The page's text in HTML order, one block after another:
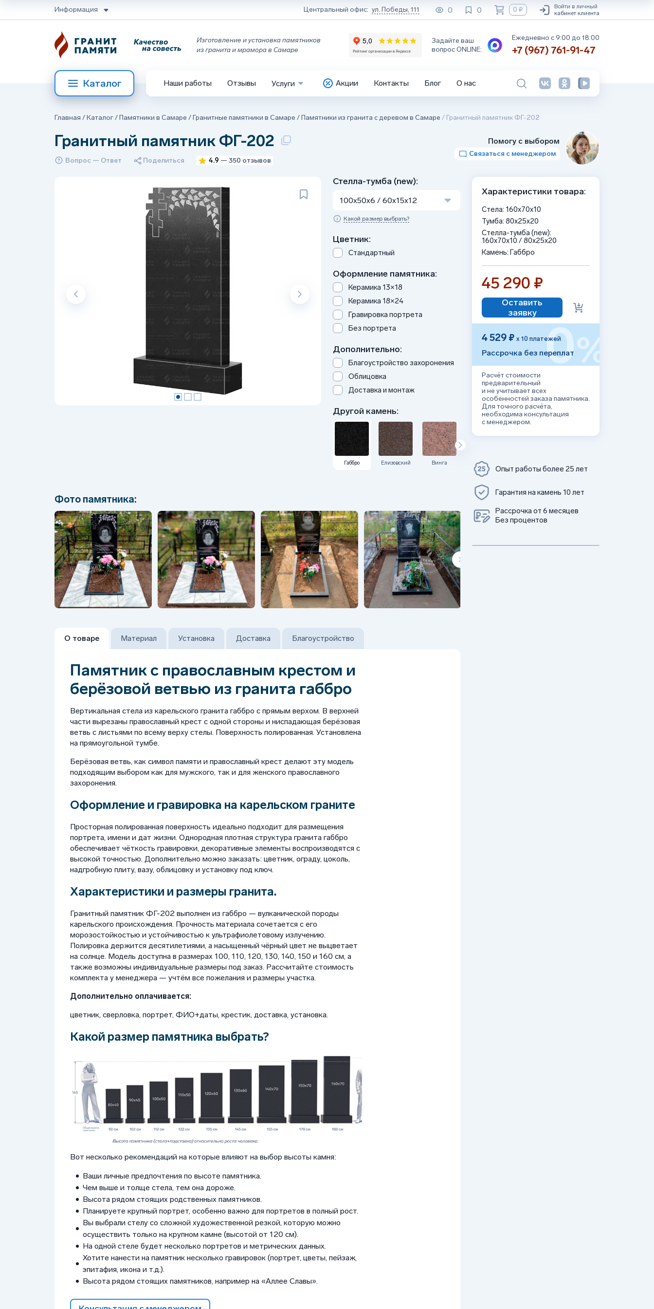
Информация Центральный офис: ул. Победы, 111 0 0 0 ₽
Войти в личный
кабинет клиента
Изготовление и установка памятников
из гранита и мрамора в Самаре
Задайте ваш
вопрос ONLINE:
Ежедневно с 9:00 до 18:00
+7 (967) 761-91-47
Каталог Наши работы Отзывы Услуги Акции Контакты Блог О нас
Главная /Каталог/Памятники в Самаре /Гранитные памятники в Самаре /Памятники из гранита с деревом в Самаре / Гранитный памятник ФГ-202
Гранитный памятник ФГ-202
Вопрос — Ответ Поделиться 4.9 — 350 отзывов
Помогу с выбором
Связаться с менеджером
Стелла-тумба (new):
100x50x6 / 60x15x12
Какой размер выбрать?
Цветник:
Стандартный
Оформление памятника:
Керамика 13×18
Керамика 18×24
Гравировка портрета
Без портрета
Дополнительно:
Благоустройство захоронения
Облицовка
Доставка и монтаж
Другой камень:
Габбро Елизовский Винга Цветок Урала
Фото памятника:
О товаре Материал Установка Доставка Благоустройство
Памятник с православным крестом и
берёзовой ветвью из гранита габбро
Вертикальная стела из карельского гранита габбро с прямым верхом. В верхней
части вырезаны православный крест с одной стороны и ниспадающая берёзовая
ветвь с листьями по всему верху стелы. Поверхность полированная. Установлена
на прямоугольной тумбе.
Берёзовая ветвь, как символ памяти и православный крест делают эту модель
подходящим выбором как для мужского, так и для женского православного
захоронения.
Оформление и гравировка на карельском граните
Просторная полированная поверхность идеально подходит для размещения
портрета, имени и дат жизни. Однородная плотная структура гранита габбро
обеспечивает чёткость гравировки, декоративные элементы воспроизводятся с
высокой точностью. Дополнительно можно заказать: цветник, ограду, цоколь,
надгробную плиту, вазу, облицовку и установку под ключ.
Характеристики и размеры гранита.
Гранитный памятник ФГ-202 выполнен из габбро — вулканической породы
карельского происхождения. Прочность материала сочетается с его
морозостойкостью и устойчивостью к ультрафиолетовому излучению.
Полировка держится десятилетиями, а насыщенный чёрный цвет не выцветает
на солнце. Модель доступна в размерах 100, 110, 120, 130, 140, 150 и 160 см, а
также возможны индивидуальные размеры под заказ. Рассчитайте стоимость
комплекта у менеджера — учтём все пожелания и размеры участка.
Дополнительно оплачивается:
цветник, сверловка, портрет, ФИО+даты, крестик, доставка, установка.
Какой размер памятника выбрать?
Вот несколько рекомендаций на которые влияют на выбор высоты камня:
Ваши личные предпочтения по высоте памятника.
Чем выше и толще стела, тем она дороже.
Высота рядом стоящих родственных памятников.
Планируете крупный портрет, особенно важно для портретов в полный рост.
Вы выбрали стелу со сложной художественной резкой, которую можно
осуществить только на крупном камне (высотой от 120 см).
На одной стеле будет несколько портретов и метрических данных.
Хотите нанести на памятник несколько гравировок (портрет, цветы, пейзаж,
эпитафия, икона и т.д.).
Высота рядом стоящих памятников, например на «Аллее Славы».
Характеристики товара:
Стела: 160x70x10
Тумба: 80x25x20
Стелла-тумба (new):
160x70x10 / 80x25x20
Камень: Габбро
45 290 ₽
Оставить
заявку
4 529 ₽ х 10 платежей
Рассрочка без переплат
0%
Расчёт стоимости
предварительный
и не учитывает всех
особенностей заказа памятника.
Для точного расчёта,
необходима консультация
с менеджером.
Опыт работы более 25 лет
Гарантия на камень 10 лет
Рассрочка от 6 месяцев
Без процентов